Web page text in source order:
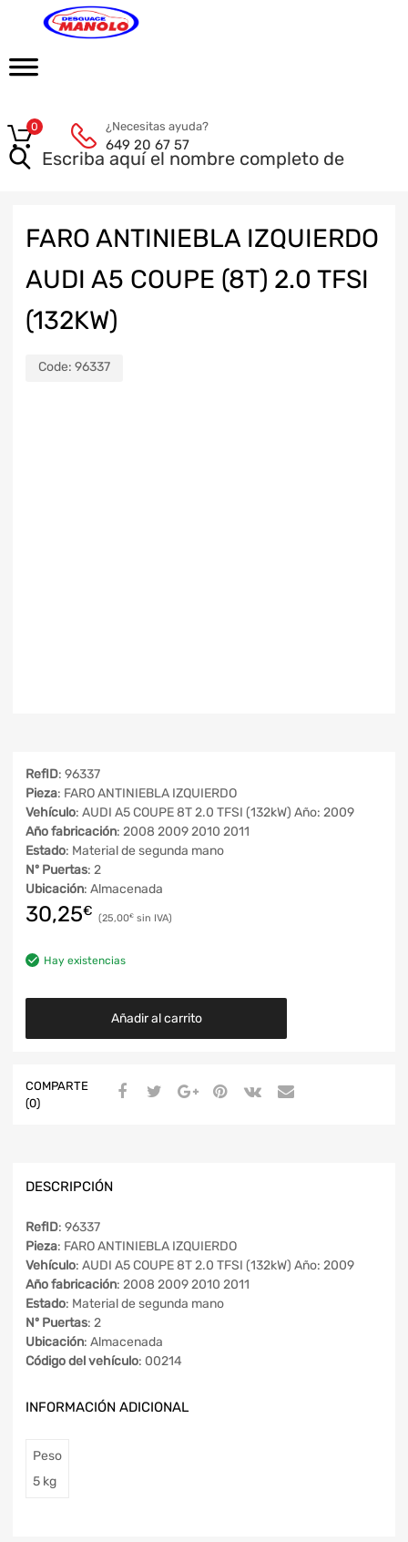
¿Necesitas ayuda?
649 20 67 57
0
FARO ANTINIEBLA IZQUIERDO
AUDI A5 COUPE (8T) 2.0 TFSI
(132KW)
Code: 96337
RefID: 96337
Pieza: FARO ANTINIEBLA IZQUIERDO
Vehículo: AUDI A5 COUPE 8T 2.0 TFSI (132kW) Año: 2009
Año fabricación: 2008 2009 2010 2011
Estado: Material de segunda mano
Nº Puertas: 2
Ubicación: Almacenada
30,25€ 25,00€
Hay existencias
Añadir al carrito
COMPARTE
(0)
DESCRIPCIÓN
RefID: 96337
Pieza: FARO ANTINIEBLA IZQUIERDO
Vehículo: AUDI A5 COUPE 8T 2.0 TFSI (132kW) Año: 2009
Año fabricación: 2008 2009 2010 2011
Estado: Material de segunda mano
Nº Puertas: 2
Ubicación: Almacenada
Código del vehículo: 00214
INFORMACIÓN ADICIONAL
Peso
5 kg